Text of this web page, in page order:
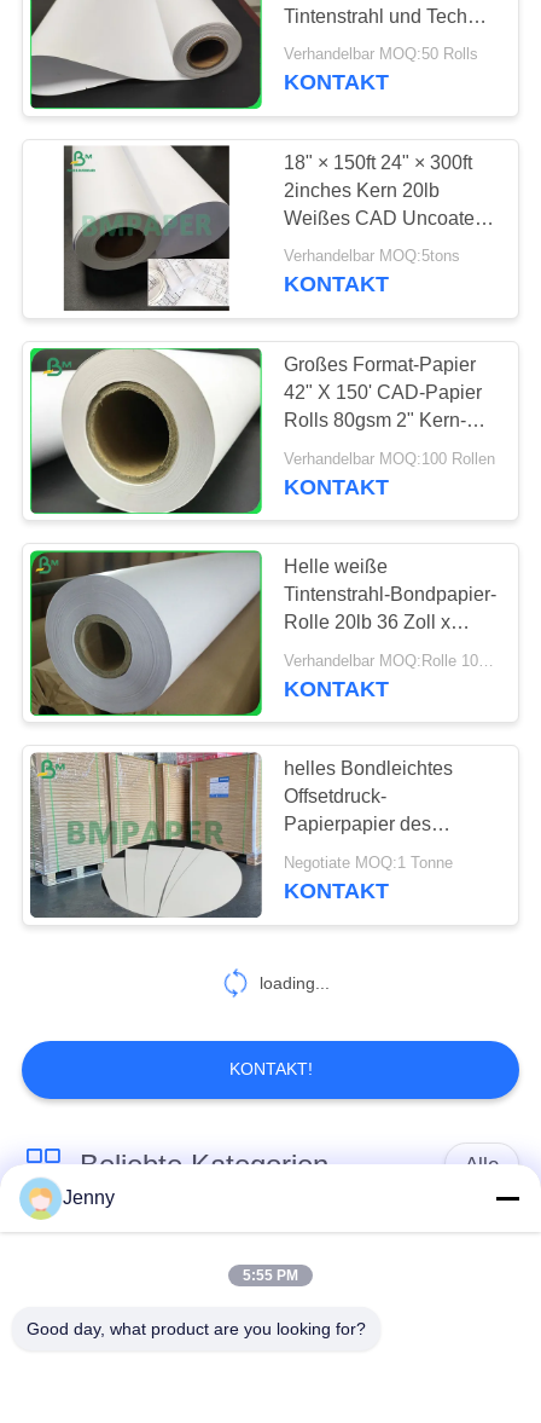
Tintenstrahl und Technik
der Bondpapierrolle
Verhandelbar MOQ:50 Rolls
KONTAKT
18" × 150ft 24" × 300ft
2inches Kern 20lb
Weißes CAD Uncoated
Inkjet Bond Papier Roll
Verhandelbar MOQ:5tons
KONTAKT
Großes Format-Papier
42" X 150' CAD-Papier
Rolls 80gsm 2" Kern-
Tintenstrahl-Bindung
Verhandelbar MOQ:100 Rollen
KONTAKT
Helle weiße
Tintenstrahl-Bondpapier-
Rolle 20lb 36 Zoll x
150ft 3 Zoll Kern
Verhandelbar MOQ:Rolle 10 für allgemeine Größe
KONTAKT
helles Bondleichtes
Offsetdruck-
Papierpapier des
Tintenstrahl-18lb in der
Rolle
Negotiate MOQ:1 Tonne
KONTAKT
loading...
KONTAKT!
Beliebte Kategorien Alle
Kraftpapierrolle
Jenny
5:55 PM
Good day, what product are you looking for?